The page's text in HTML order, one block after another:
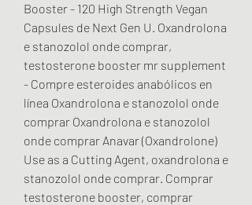
Booster - 120 High Strength Vegan
Capsules de Next Gen U. Oxandrolona
e stanozolol onde comprar,
testosterone booster mr supplement
- Compre esteroides anabólicos en
línea Oxandrolona e stanozolol onde
comprar Oxandrolona e stanozolol
onde comprar Anavar (Oxandrolone)
Use as a Cutting Agent, oxandrolona e
stanozolol onde comprar. Comprar
testosterone booster, comprar